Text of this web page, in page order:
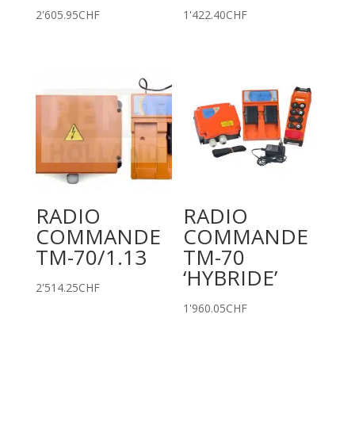
2'605.95CHF 1'422.40CHF
RADIO
COMMANDE
TM-70/1.13
2'514.25CHF
RADIO
COMMANDE
TM-70
‘HYBRIDE’
1'960.05CHF